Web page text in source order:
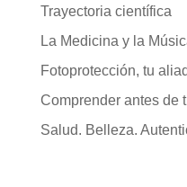
Trayectoria científica
La Medicina y la
Fotoprotección, tu
Comprender antes de
Salud. Belleza.